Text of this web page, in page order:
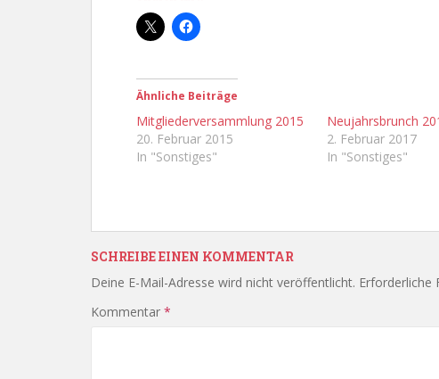
Ähnliche Beiträge
Mitgliederversammlung 2015
20. Februar 2015
In "Sonstiges"
Neujahrsbrunch
2. Februar 2017
In "Sonstiges"
SCHREIBE EINEN KOMMENTAR
Deine E-Mail-Adresse wird nicht veröffentlicht. Erforderliche
Kommentar *